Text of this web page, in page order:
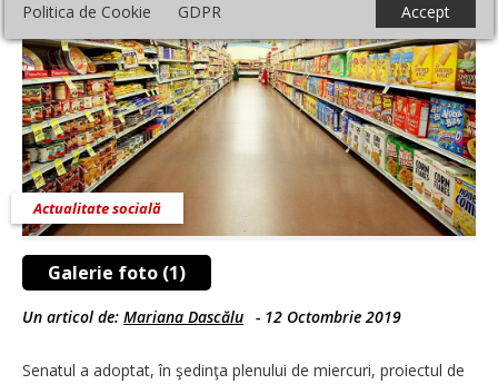
Politica de Cookie GDPR Accept
Galerie foto (1)
Actualitate socială
Un articol de: Mariana Dascălu - 12 Octombrie 2019
Senatul a adoptat, în şedinţa plenului de miercuri, proiectul de